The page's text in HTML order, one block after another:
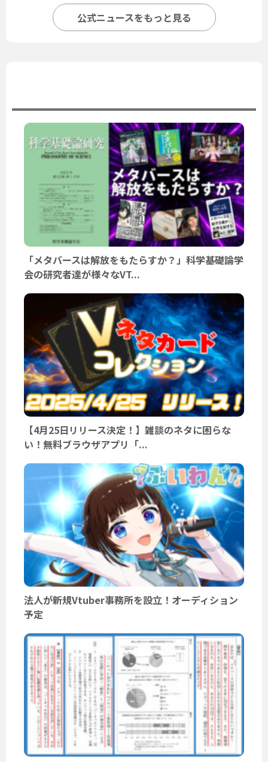
公式ニュースをもっと見る
「メタバースは解放をもたらすか？」科学基礎論学
会の研究者達が様々なVT...
【4月25日リリース決定！】雑談のネタに困らな
い！無料ブラウザアプリ「...
法人が新規Vtuber事務所を設立！オーディション
予定